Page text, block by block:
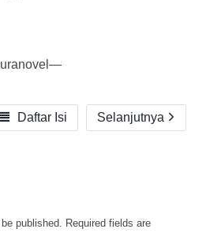
Daftar Isi Selanjutnya
published. Required fields are